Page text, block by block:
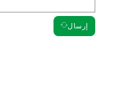
إرسال